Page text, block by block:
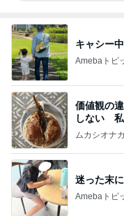
キャシー
Amebaトピ
価値観の
しない 私
補
ムカシオナ
ガザル
迷った末
Amebaトピ